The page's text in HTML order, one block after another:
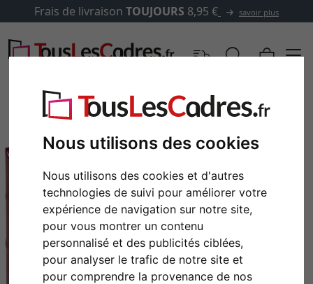
Nous utilisons des cookies
Nous utilisons des cookies et d'autres
technologies de suivi pour améliorer votre
expérience de navigation sur notre site,
pour vous montrer un contenu
personnalisé et des publicités ciblées,
pour analyser le trafic de notre site et
pour comprendre la provenance de nos
Frais de livraison TOUJOURS 8,95 € savoir plus
Retour